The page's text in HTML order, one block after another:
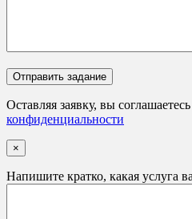
Оставляя заявку, вы
конфиденциальности
×
Напишите кратко, какая услуга